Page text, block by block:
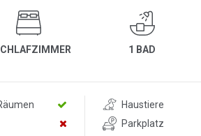
1 BAD
Haustiere
Parkplatz